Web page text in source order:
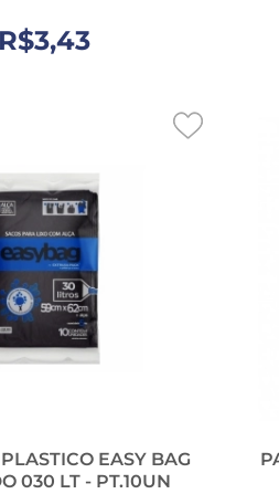
R$3,43
EASY BAG
030 LT - PT.10UN